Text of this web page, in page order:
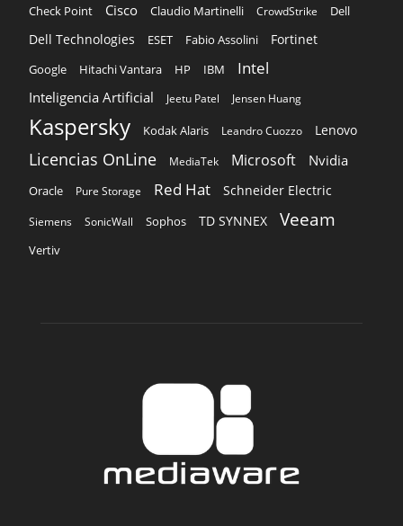
Check Point
Cisco Claudio Martinelli CrowdStrike Dell
Dell Technologies ESET Fabio Assolini Fortinet
Google Hitachi Vantara HP IBM Intel
Inteligencia Artificial Jeetu Patel Jensen Huang
Kaspersky Kodak Alaris Leandro Cuozzo Lenovo
Licencias OnLine MediaTek Microsoft Nvidia
Oracle Pure Storage Red Hat Schneider Electric
Siemens SonicWall Sophos TD SYNNEX Veeam
Vertiv